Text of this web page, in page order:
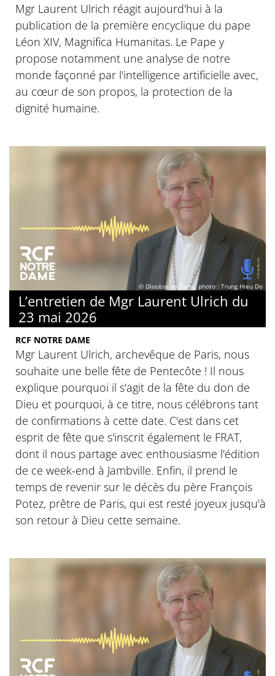
Mgr Laurent Ulrich réagit aujourd'hui à la
publication de la première encyclique du pape
Léon XIV, Magnifica Humanitas. Le Pape y
propose notamment une analyse de notre
monde façonné par l'intelligence artificielle avec,
au cœur de son propos, la protection de la
dignité humaine.
© Diocèse de Paris, photo : Trung Hieu Do
L’entretien de Mgr Laurent Ulrich du
23 mai 2026
RCF NOTRE DAME
Mgr Laurent Ulrich, archevêque de Paris, nous
souhaite une belle fête de Pentecôte ! Il nous
explique pourquoi il s'agit de la fête du don de
Dieu et pourquoi, à ce titre, nous célébrons tant
de confirmations à cette date. C'est dans cet
esprit de fête que s'inscrit également le FRAT,
dont il nous partage avec enthousiasme l'édition
de ce week-end à Jambville. Enfin, il prend le
temps de revenir sur le décès du père François
Potez, prêtre de Paris, qui est resté joyeux jusqu'à
son retour à Dieu cette semaine.